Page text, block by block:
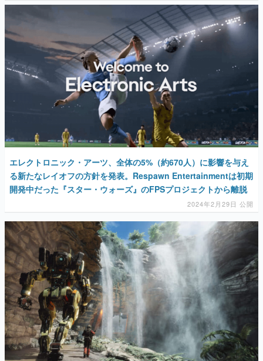
エレクトロニック・アーツ、全体の5%（約670人）に影響を与え
る新たなレイオフの方針を発表。Respawn Entertainmentは初期
開発中だった『スター・ウォーズ』のFPSプロジェクトから離脱
2024年2月29日 公開